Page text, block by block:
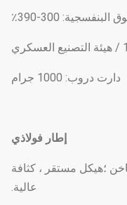
300-390٪
دارت دروب: 1000 جرام
إطار فولاذي
؛هيكل مستقر ، كثافة
عالية.